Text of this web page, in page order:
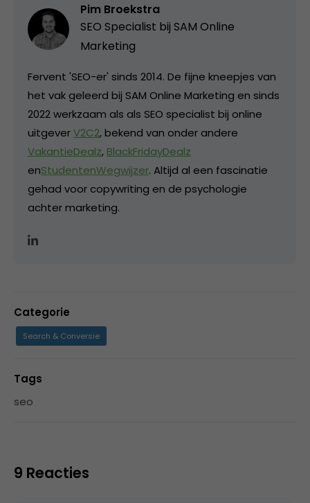
Pim Broekstra
SEO Specialist bij SAM Online
Marketing
Fervent 'SEO-er' sinds 2014. De fijne kneepjes van
het vak geleerd bij SAM Online Marketing en sinds
2022 werkzaam als als SEO specialist bij online
uitgeverV2C2, bekend van onder andere
VakantieDealz, BlackFridayDealz
enStudentenWegwijzer. Altijd al een fascinatie
gehad voor copywriting en de psychologie
achter marketing.
Categorie
Search & Conversie
Tags
seo
9 Reacties